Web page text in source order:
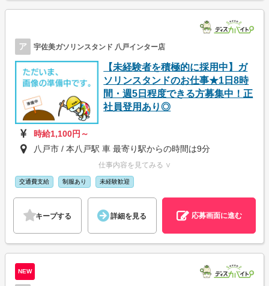
ア 宇佐美ガソリンスタンド 八戸インター店
【未経験者を積極的に採用中】ガ
ソリンスタンドのお仕事★1日8時
間・週5日程度できる方募集中！正
社員登用あり◎
時給1,100円～
八戸市 / 本八戸駅 車 最寄り駅からの時間は9分
仕事内容を見てみる ∨
交通費支給 制服あり 未経験歓迎
キープする 詳細を見る 応募画面に進む
NEW